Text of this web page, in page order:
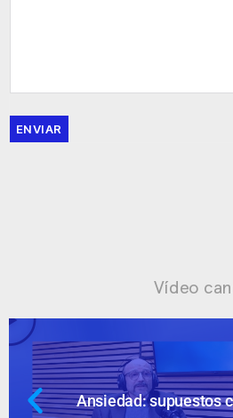
ENVIAR
Vídeo
Ansiedad: supuestos